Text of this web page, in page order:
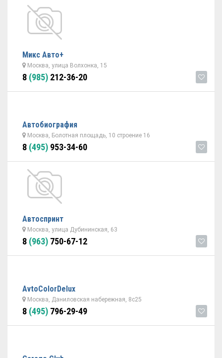
Микс Авто+
Москва, улица Волхонка, 15
8 (985) 212-36-20
Автобиография
Москва, Болотная площадь, 10 строение 16
8 (495) 953-34-60
Автоспринт
Москва, улица Дубининская, 63
8 (963) 750-67-12
AvtoColorDelux
Москва, Даниловская набережная, 8с25
8 (495) 796-29-49